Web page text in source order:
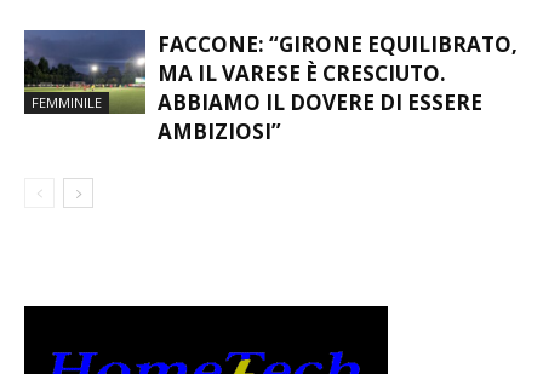
FEMMINILE
FACCONE: “GIRONE EQUILIBRATO,
MA IL VARESE È CRESCIUTO.
ABBIAMO IL DOVERE DI ESSERE
AMBIZIOSI”